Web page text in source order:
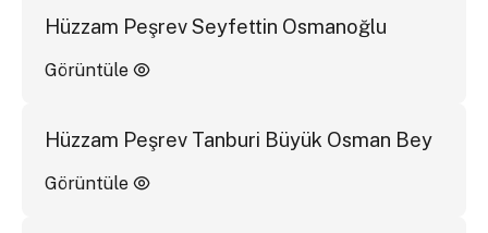
Hüzzam Peşrev Seyfettin Osmanoğlu
Görüntüle
Hüzzam Peşrev Tanburi Büyük Osman Bey
Görüntüle